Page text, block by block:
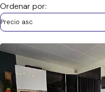
Ordenar por:
Precio asc